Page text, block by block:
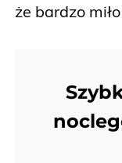
że bardzo